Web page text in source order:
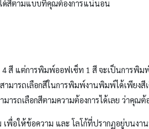
ด้สีตามแบบที่คุณต้องการแน่นอน
แต่การพิมพ์ออฟเซ็ท 1 สี จะเป็นการพิมพ์
ารถเลือกสีในการพิมพ์งานพิมพ์ได้เพียงสี
มารถเลือกสีตามความต้องการได้เลย ว่าคุ
อให้ข้อความ และ โลโก้ที่ปรากฏอยู่บนง